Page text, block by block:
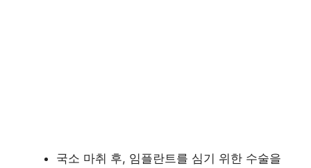
국소 마취 후, 임플란트를 심기 위한 수술을